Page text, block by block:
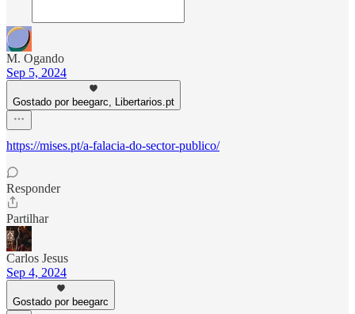
M. Ogando
Sep 5, 2024
Gostado por beegarc, Libertarios.pt
https://mises.pt/a-falacia-do-sector-publico/
Responder
Partilhar
Carlos Jesus
Sep 4, 2024
Gostado por beegarc